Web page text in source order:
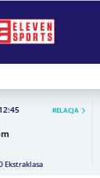
12:45 RELACJA
Ekstraklasa